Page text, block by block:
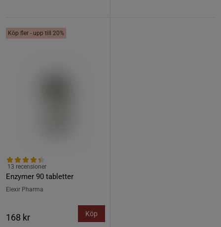
Köp fler - upp till 20%
Enzymer 90 tabletter
13 recensioner
Elexir Pharma
168 kr Köp